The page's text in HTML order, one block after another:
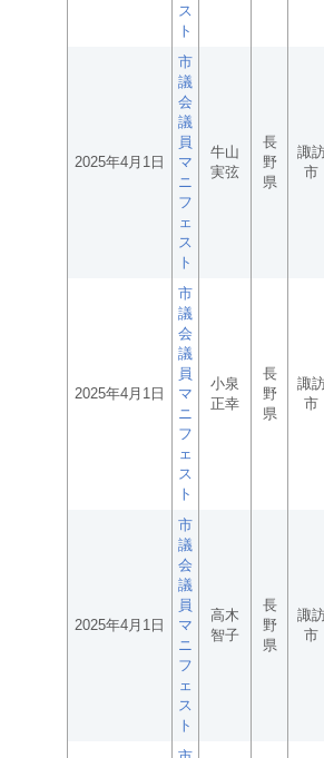
ス
ト
2025年4月1日
市
議
会
議
員
マ
ニ
フ
ェ
ス
ト
牛山
実弦
長
野
県
諏
市
2025年4月1日
市
議
会
議
員
マ
ニ
フ
ェ
ス
ト
小泉
正幸
長
野
県
諏
市
2025年4月1日
市
議
会
議
員
マ
ニ
フ
ェ
ス
ト
高木
智子
長
野
県
諏
市